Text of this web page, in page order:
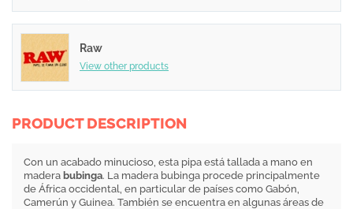
Raw
View other products
PRODUCT DESCRIPTION
Con un acabado minucioso, esta pipa está tallada a mano en
madera bubinga. La madera bubinga procede principalmente
de África occidental, en particular de países como Gabón,
Camerún y Guinea. También se encuentra en algunas áreas de